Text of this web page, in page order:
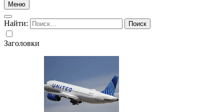
Меню
Найти:
Заголовки